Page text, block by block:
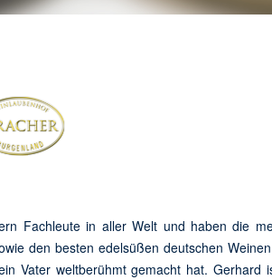
Fachleute in aller Welt und haben die
den besten edelsüßen deutschen
Vater weltberühmt gemacht hat. Gerhard